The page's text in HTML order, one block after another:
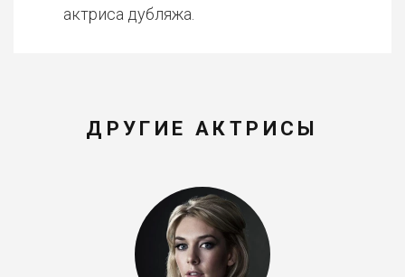
актриса дубляжа.
ДРУГИЕ АКТРИСЫ